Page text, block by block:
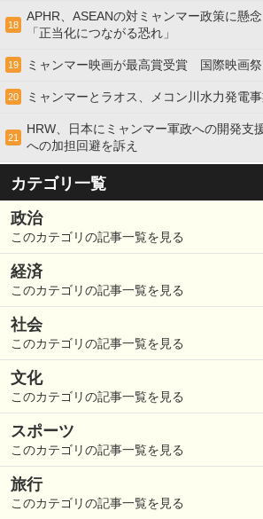
18
APHR、ASEANの対ミャンマー政策に懸
「正当化につながる恐れ」
19 ミャンマー映画が最高賞受賞 国際映画
20 ミャンマーとラオス、メコン川水力発電
21
HRW、日本にミャンマー軍政への開発
への加担回避を訴え
カテゴリ一覧
政治
このカテゴリの記事一覧を見る
経済
このカテゴリの記事一覧を見る
社会
このカテゴリの記事一覧を見る
文化
このカテゴリの記事一覧を見る
スポーツ
このカテゴリの記事一覧を見る
旅行
このカテゴリの記事一覧を見る